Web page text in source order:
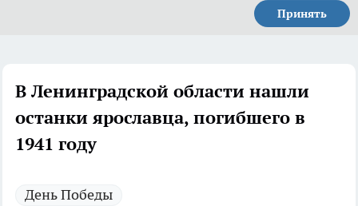
Принять
В Ленинградской области нашли
останки ярославца, погибшего в
1941 году
День Победы